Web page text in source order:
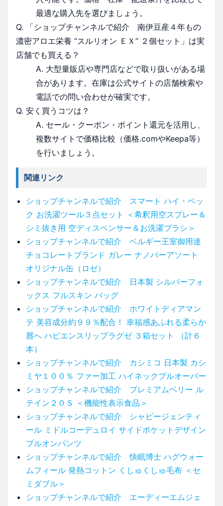
最適な購入先を選びましょう。
Q. 「ショップチャンネルで紹介 南伊豆産４年もの
濃密アロエ栄養 “スルリオン ＥＸ” ２個セット」は実
店舗でも買える？
A. 大型量販店や専門店などで取り扱いがある場
合があります。在庫は公式サイトの店舗検索や
電話での問い合わせが確実です。
Q. 安く買うコツは？
A. セール・クーポン・ポイント還元を活用し、
複数サイトで価格比較（価格.comやKeepa等）
を行いましょう。
関連リンク
ショップチャンネルで紹介 スマート ハイ・ベッ
ク お洗濯ツール３点セット ＜希釈用空スプレー＆
シミ抜き用 空ディスペンサー＆お洗濯ブラシ＞
ショップチャンネルで紹介 ベルギー王室御用達
チョコレートブランド ガレー ナノバーアソート
オリジナル缶（ロゼ）
ショップチャンネルで紹介 日本製 シルバーフォ
ックス フルスキン バッグ
ショップチャンネルで紹介 ホワイトディアマン
テ 美容成分約９９％配合！ 幸福感あふれる柔らか
唇へ ハピエンスリップラグゼ ３箱セット （計６
本）
ショップチャンネルで紹介 カシミコ 日本製 カシ
ミヤ１００％ ファー加工 ハイネックプルオーバー
ショップチャンネルで紹介 プレミアムベリー ル
テイン２０Ｓ ＜機能性表示食品＞
ショップチャンネルで紹介 シャビージェンティ
ール ミドルコーデュロイ サイドポケットデザイン
プルオンパンツ
ショップチャンネルで紹介 快眠博士 ハグウォー
ムフィール 発熱コットン くしゅくしゅ毛布 ＜セ
ミダブル＞
ショップチャンネルで紹介 エーディーエムジェ